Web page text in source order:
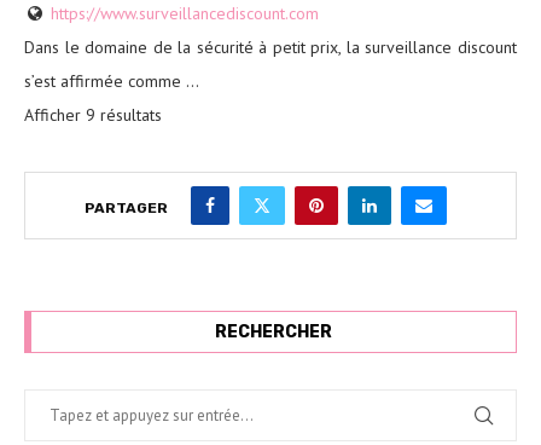
https://www.surveillancediscount.com
Dans le domaine de la sécurité à petit prix, la surveillance discount
s’est affirmée comme ...
Afficher 9 résultats
PARTAGER
RECHERCHER